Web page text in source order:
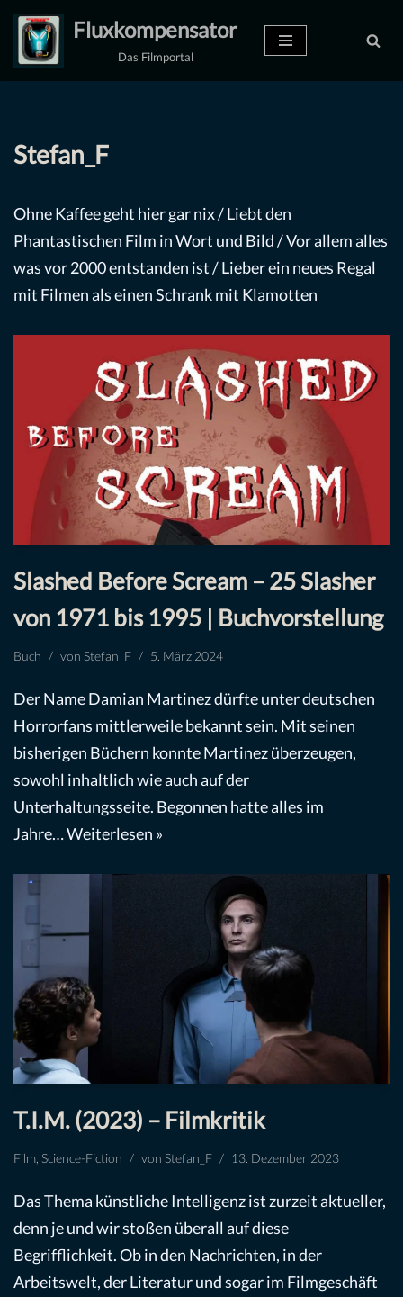
Zum
Inhalt
Fluxkompensator
Das Filmportal
Stefan_F
Ohne Kaffee geht hier gar nix / Liebt den
Phantastischen Film in Wort und Bild / Vor allem alles
was vor 2000 entstanden ist / Lieber ein neues Regal
mit Filmen als einen Schrank mit Klamotten
Slashed Before Scream – 25 Slasher
von 1971 bis 1995 | Buchvorstellung
Buch von Stefan_F 5. März 2024
Der Name Damian Martinez dürfte unter deutschen
Horrorfans mittlerweile bekannt sein. Mit seinen
bisherigen Büchern konnte Martinez überzeugen,
sowohl inhaltlich wie auch auf der
Unterhaltungsseite. Begonnen hatte alles im
Jahre…Weiterlesen »
T.I.M. (2023) – Filmkritik
Film Science-Fiction von Stefan_F 13. Dezember 2023
Das Thema künstliche Intelligenz ist zurzeit aktueller,
denn je und wir stoßen überall auf diese
Begrifflichkeit. Ob in den Nachrichten, in der
Arbeitswelt, der Literatur und sogar im Filmgeschäft